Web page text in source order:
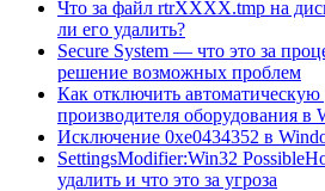
Что за файл rtrXXXX.tmp на
ли его удалить?
Secure System — что это за
решение возможных проблем
Как отключить
производителя оборудования в
Исключение 0xe0434352 в
SettingsModifier:Win32
удалить и что это за угроза